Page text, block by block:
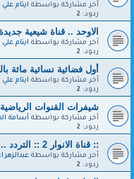
آخر مشاركة بواسطةايتام علي
ردود: 2
الاوحد .. قناة شيعية جديدة
آخر مشاركة بواسطةايتام علي
ردود: 2
أول فضائية نسائية مائة
آخر مشاركة بواسطةايتام علي
ردود: 2
شيفرات القنوات الرياضية
آخر مشاركة بواسطةأسامة
ردود: 2
:: قناة الانوار 2 :: التردد ..
آخر مشاركة بواسطةعبدالزهراء
ردود: 2